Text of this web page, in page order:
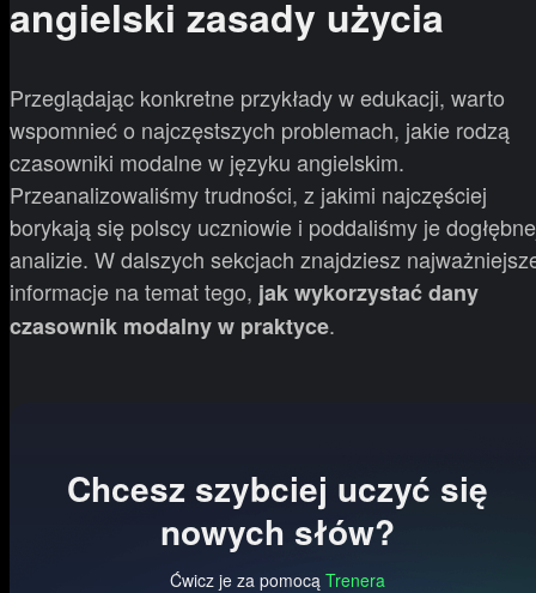
angielski zasady użycia
Przeglądając konkretne przykłady w edukacji, warto
wspomnieć o najczęstszych problemach, jakie rodzą
czasowniki modalne w języku angielskim.
Przeanalizowaliśmy trudności, z jakimi najczęściej
borykają się polscy uczniowie i poddaliśmy je
analizie. W dalszych sekcjach znajdziesz
informacje na temat tego, jak wykorzystać dany
czasownik modalny w praktyce.
Chcesz szybciej uczyć się
nowych słów?
Ćwicz je za pomocą Trenera